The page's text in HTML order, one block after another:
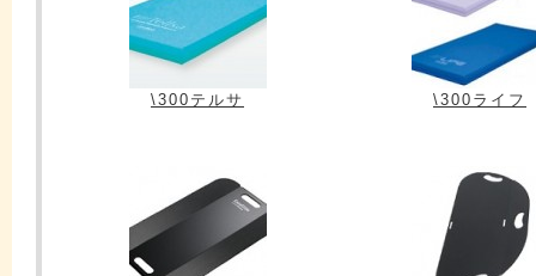
\300テルサ \300ライフ